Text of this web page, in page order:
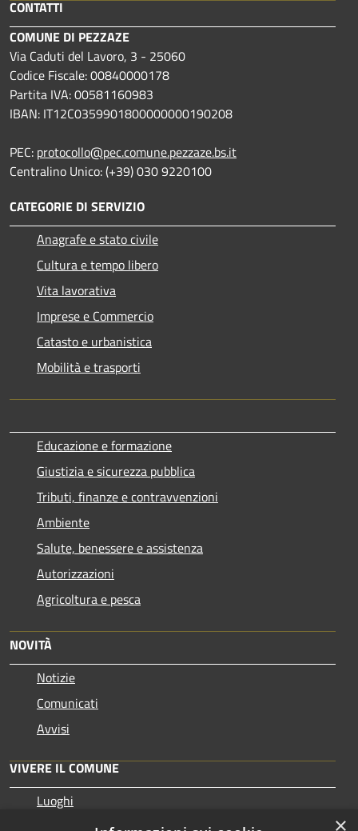
CONTATTI
COMUNE DI PEZZAZE
Via Caduti del Lavoro, 3 - 25060
Codice Fiscale: 00840000178
Partita IVA: 00581160983
IBAN: IT12C0359901800000000190208
PEC: protocollo@pec.comune.pezzaze.bs.it
Centralino Unico: (+39) 030 9220100
CATEGORIE DI SERVIZIO
Anagrafe e stato civile
Cultura e tempo libero
Vita lavorativa
Imprese e Commercio
Catasto e urbanistica
Mobilità e trasporti
Educazione e formazione
Giustizia e sicurezza pubblica
Tributi, finanze e contravvenzioni
Ambiente
Salute, benessere e assistenza
Autorizzazioni
Agricoltura e pesca
NOVITÀ
Notizie
Comunicati
Avvisi
VIVERE IL COMUNE
Luoghi
×